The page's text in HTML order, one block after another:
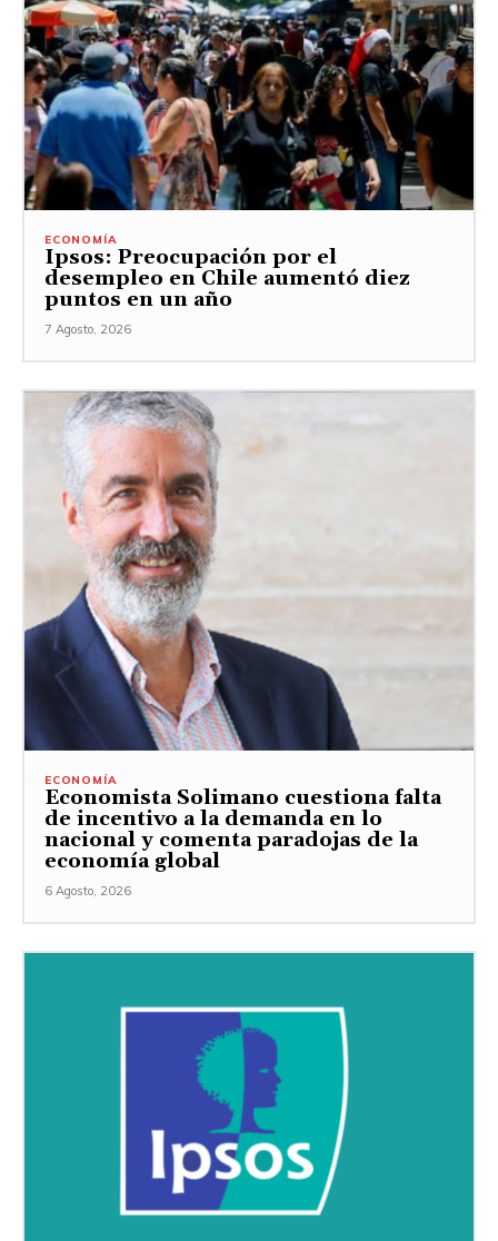
ECONOMÍA
Ipsos: Preocupación por el
desempleo en Chile aumentó diez
puntos en un año
7 Agosto, 2026
ECONOMÍA
Economista Solimano cuestiona falta
de incentivo a la demanda en lo
nacional y comenta paradojas de la
economía global
6 Agosto, 2026